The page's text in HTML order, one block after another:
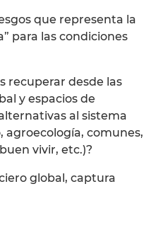
que representa la
para las condiciones
recuperar desde las
y espacios de
al sistema
agroecología, comunes,
vivir, etc.)?
global, captura